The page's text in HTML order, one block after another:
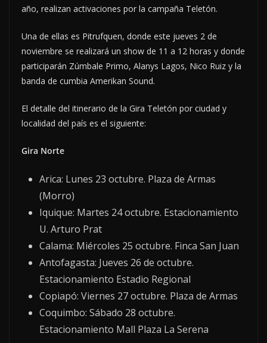
año, realizan activaciones por la campaña Teletón.
Una de ellas es Pitrufquen, donde este jueves 2 de
noviembre se realizará un show de 11 a 12 horas y donde
participarán Zúmbale Primo, Alanys Lagos, Nico Ruiz y la
banda de cumbia Amerikan Sound.
El detalle del itinerario de la Gira Teletón por ciudad y
localidad del país es el siguiente:
Gira Norte
Arica: Lunes 23 octubre. Plaza de Armas
(Morro)
Iquique: Martes 24 octubre. Estacionamiento
U. Arturo Prat
Calama: Miércoles 25 octubre. Finca San Juan
Antofagasta: Jueves 26 de octubre.
Estacionamiento Estadio Regional
Copiapó: Viernes 27 octubre. Plaza de Armas
Coquimbo: Sábado 28 octubre.
Estacionamiento Mall Plaza La Serena